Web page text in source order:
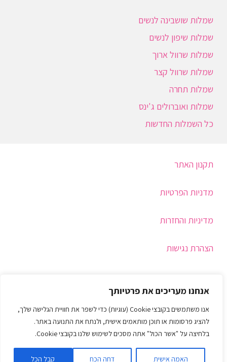
אנחנו מעריכים את פרטיותך
אנו משתמשים בקובצי Cookie (עוגיות) כדי לשפר את חוויית הגלישה שלך,
להציג פרסומות או תוכן מותאמים אישית, ולנתח את התנועה באתר.
בלחיצה על "אשר הכול" אתה מסכים לשימוש שלנו בקובצי Cookie.
האמה אישית דחה הכח קבל הכל
שמלות שושבינה לנשים
שמלות שיפון לנשים
שמלות שרוול ארוך
שמלות שרוול קצר
שמלות תחרה
שמלות ואוברולים ג'ינס
כל השמלות החדשות
תקנון האתר
מדניות הפרטיות
מדיניות והחזרות
הצהרת נגישות
צור קשר
בניית חנות וורדפרס